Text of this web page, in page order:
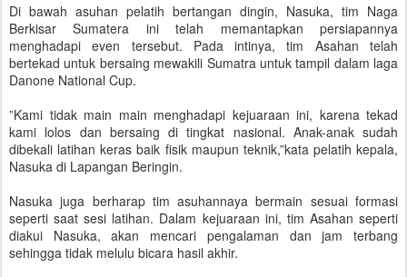
Di bawah asuhan pelatih bertangan dingin, Nasuka, tim Naga
Berkisar Sumatera ini telah memantapkan persiapannya
menghadapi even tersebut. Pada intinya, tim Asahan telah
bertekad untuk bersaing mewakili Sumatra untuk tampil dalam laga
Danone National Cup.
”Kami tidak main main menghadapi kejuaraan ini, karena tekad
kami lolos dan bersaing di tingkat nasional. Anak-anak sudah
dibekali latihan keras baik fisik maupun teknik,”kata pelatih kepala,
Nasuka di Lapangan Beringin.
Nasuka juga berharap tim asuhannaya bermain sesuai formasi
seperti saat sesi latihan. Dalam kejuaraan ini, tim Asahan seperti
diakui Nasuka, akan mencari pengalaman dan jam terbang
sehingga tidak melulu bicara hasil akhir.